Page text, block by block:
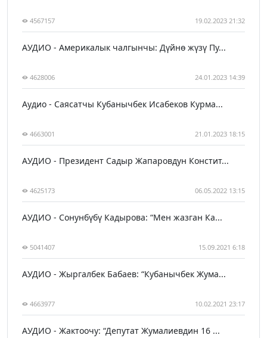
4567157 19.02.2023 21:32
АУДИО - Америкалык чалгынчы: Дүйнө жүзү Пу...
4628006 24.01.2023 14:39
Аудио - Саясатчы Кубанычбек Исабеков Курма...
4663001 21.01.2023 18:15
АУДИО - Президент Садыр Жапаровдун Констит...
4625173 06.05.2022 13:15
АУДИО - Сонунбүбү Кадырова: “Мен жазган Ка...
5041407 15.09.2021 6:18
АУДИО - Жыргалбек Бабаев: “Кубанычбек Жума...
4663977 10.02.2021 23:17
АУДИО - Жактоочу: “Депутат Жумалиевдин 16 ...